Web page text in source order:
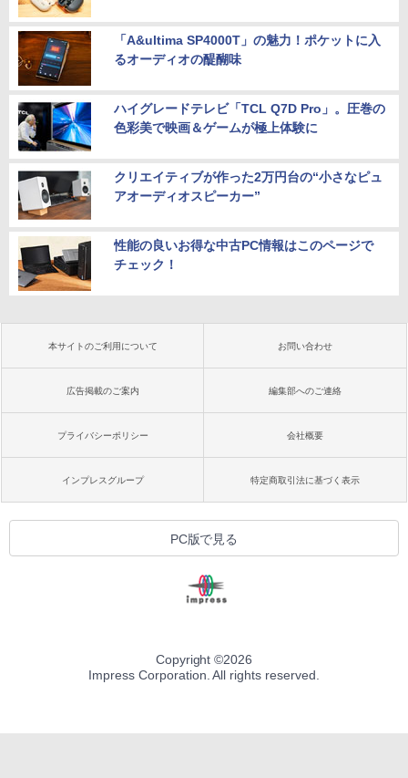
「A&ultima SP4000T」の魅力！ポケットに入
るオーディオの醍醐味
ハイグレードテレビ「TCL Q7D Pro」。圧巻の
色彩美で映画＆ゲームが極上体験に
クリエイティブが作った2万円台の“小さなピュ
アオーディオスピーカー”
性能の良いお得な中古PC情報はこのページで
チェック！
本サイトのご利用について お問い合わせ
広告掲載のご案内 編集部へのご連絡
プライバシーポリシー 会社概要
インプレスグループ 特定商取引法に基づく表示
PC版で見る
Copyright ©2026
Impress Corporation. All rights reserved.